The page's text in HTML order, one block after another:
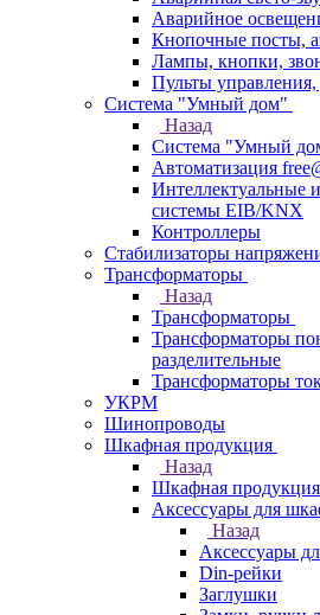
Аварийное
Кнопочные посты,
Лампы, кнопки,
Пульты
Система "Умный дом"
Назад
Система "Умный
Автоматизация
Интеллектуальные
системы EIB/KNX
Контроллеры
Стабилизаторы
Трансформаторы
Назад
Трансформаторы
Трансформаторы
разделительные
Трансформаторы
УКРМ
Шинопроводы
Шкафная продукция
Назад
Шкафная продукция
Аксессуары для
Назад
Аксессуары
Din-рейки
Заглушки